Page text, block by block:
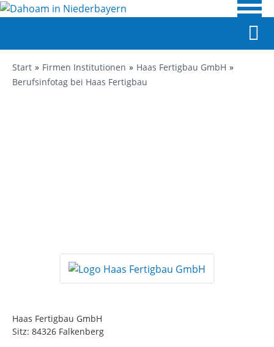
Start Firmen Institutionen
Haas Fertigbau GmbH
Berufsinfotag bei Haas Fertigbau
Haas Fertigbau GmbH
Sitz: 84326 Falkenberg